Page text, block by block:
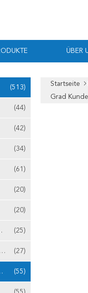
ÜBER
(513)
(44)
(42)
(34)
(61)
(20)
(20)
(25)
industrielle elektrische Handkurbel (27)
Kran (55)
Startseite
Grad